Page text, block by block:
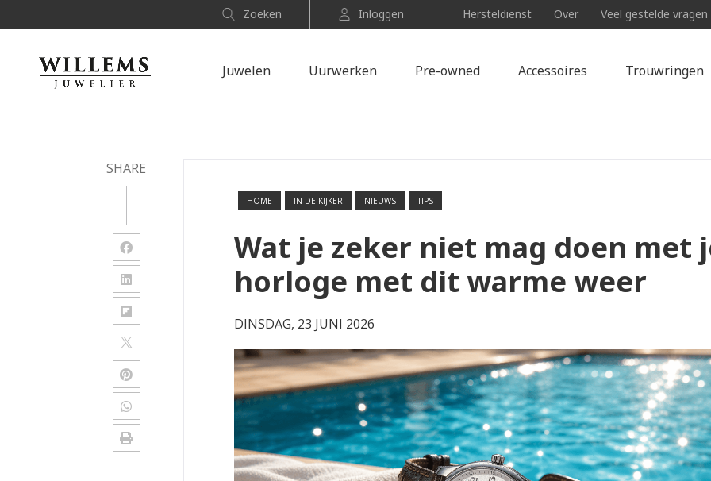
Zoeken Inloggen Hersteldienst Over Veel gestelde vragen
Juwelen Uurwerken Pre-owned Accessoires Trouwringen
SHARE
HOME IN-DE-KIJKER NIEUWS TIPS
Wat je zeker niet mag doen met
horloge met dit warme weer
DINSDAG, 23 JUNI 2026